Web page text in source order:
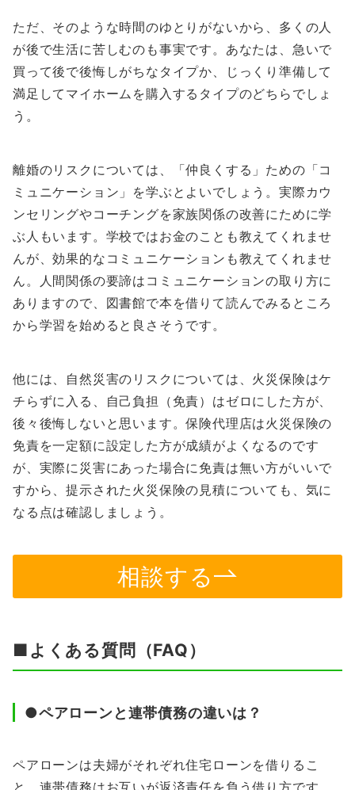
ただ、そのような時間のゆとりがないから、多くの人
が後で生活に苦しむのも事実です。あなたは、急いで
買って後で後悔しがちなタイプか、じっくり準備して
満足してマイホームを購入するタイプのどちらでしょ
う。
離婚のリスクについては、「仲良くする」ための「コ
ミュニケーション」を学ぶとよいでしょう。実際カウ
ンセリングやコーチングを家族関係の改善にために学
ぶ人もいます。学校ではお金のことも教えてくれませ
んが、効果的なコミュニケーションも教えてくれませ
ん。人間関係の要諦はコミュニケーションの取り方に
ありますので、図書館で本を借りて読んでみるところ
から学習を始めると良さそうです。
他には、自然災害のリスクについては、火災保険はケ
チらずに入る、自己負担（免責）はゼロにした方が、
後々後悔しないと思います。保険代理店は火災保険の
免責を一定額に設定した方が成績がよくなるのです
が、実際に災害にあった場合に免責は無い方がいいで
すから、提示された火災保険の見積についても、気に
なる点は確認しましょう。
相談する
■よくある質問（FAQ）
●ペアローンと連帯債務の違いは？
ペアローンは夫婦がそれぞれ住宅ローンを借りるこ
と、連帯債務はお互いが返済責任を負う借り方です。